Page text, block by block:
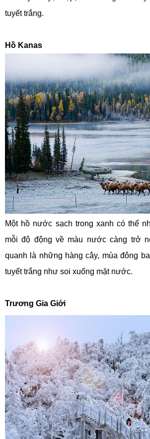
tuyết trắng.
Hồ Kanas
Một hồ nước sạch trong xanh có thể
mỗi độ động về màu nước càng trở
quanh là những hàng cây, mùa đông
tuyết trắng như soi xuống mặt nước.
Trương Gia Giới